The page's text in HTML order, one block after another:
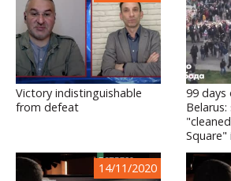
Victory indistinguishable
from defeat
99
Square"
14/11/2020